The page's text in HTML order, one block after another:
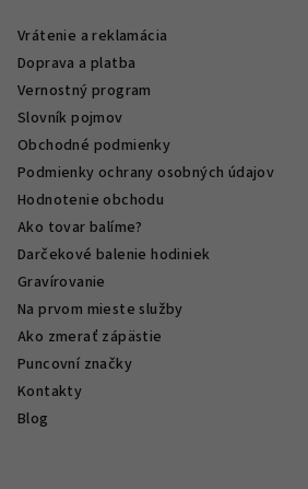
Vrátenie a reklamácia
Doprava a platba
Vernostný program
Slovník pojmov
Obchodné podmienky
Podmienky ochrany osobných údajov
Hodnotenie obchodu
Ako tovar balíme?
Darčekové balenie hodiniek
Gravírovanie
Na prvom mieste služby
Ako zmerať zápästie
Puncovní značky
Kontakty
Blog